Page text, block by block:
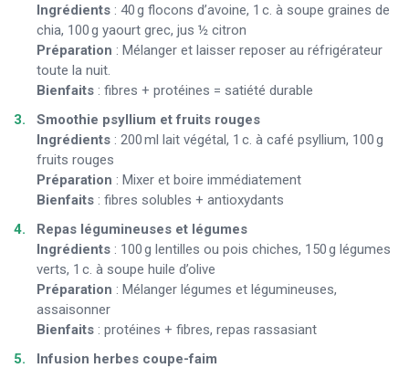
Ingrédients : 40 g flocons d’avoine, 1 c. à soupe graines de
chia, 100 g yaourt grec, jus ½ citron
Préparation : Mélanger et laisser reposer au réfrigérateur
toute la nuit.
Bienfaits : fibres + protéines = satiété durable
Smoothie psyllium et fruits rouges
Ingrédients : 200 ml lait végétal, 1 c. à café psyllium, 100 g
fruits rouges
Préparation : Mixer et boire immédiatement
Bienfaits : fibres solubles + antioxydants
Repas légumineuses et légumes
Ingrédients : 100 g lentilles ou pois chiches, 150 g légumes
verts, 1 c. à soupe huile d’olive
Préparation : Mélanger légumes et légumineuses,
assaisonner
Bienfaits : protéines + fibres, repas rassasiant
Infusion herbes coupe-faim